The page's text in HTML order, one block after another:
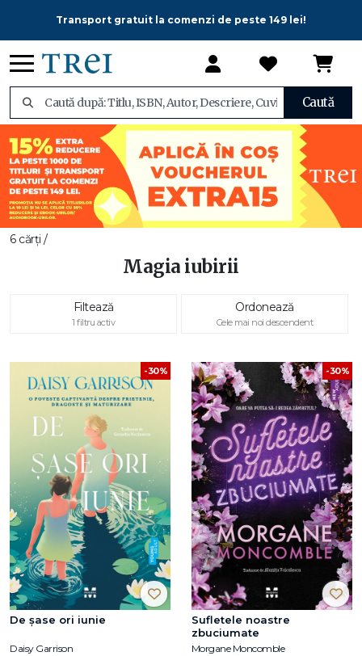
Transport gratuit la comenzi de peste 149 lei!
Caută
6 cărți /
Magia iubirii
Filtează
1 filtru activ
Ordonează
Cele mai noi descendent
-30%
De șase ori iunie
Daisy Garrison
-30%
Sufletele noastre
zbuciumate
Morgane Moncomble